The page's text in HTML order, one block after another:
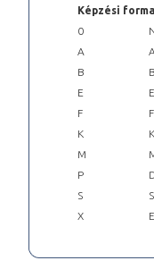
Képzési
0
A
B
E
F
K
M
P
S
X